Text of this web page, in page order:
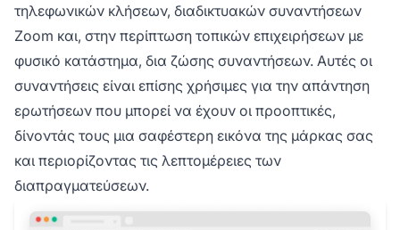
τηλεφωνικών κλήσεων, διαδικτυακών συναντήσεων
Zoom και, στην περίπτωση τοπικών επιχειρήσεων με
φυσικό κατάστημα, δια ζώσης συναντήσεων. Αυτές οι
συναντήσεις είναι επίσης χρήσιμες για την απάντηση
ερωτήσεων που μπορεί να έχουν οι προοπτικές,
δίνοντάς τους μια σαφέστερη εικόνα της μάρκας σας
και περιορίζοντας τις λεπτομέρειες των
διαπραγματεύσεων.